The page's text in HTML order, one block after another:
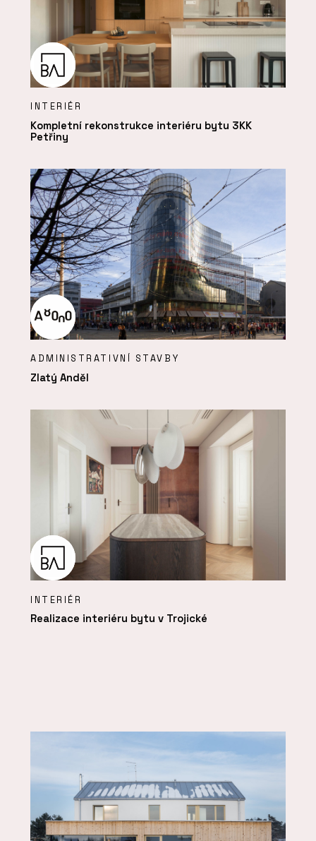
INTERIÉR
Kompletní rekonstrukce interiéru bytu 3KK
Petřiny
ADMINISTRATIVNÍ STAVBY
Zlatý Anděl
INTERIÉR
Realizace interiéru bytu v Trojické